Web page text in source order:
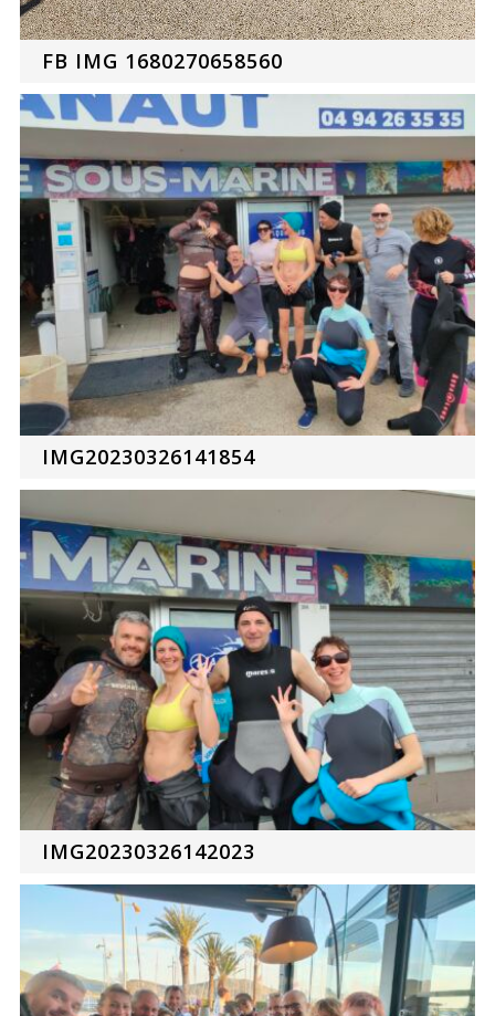
FB IMG 1680270658560
IMG20230326141854
IMG20230326142023